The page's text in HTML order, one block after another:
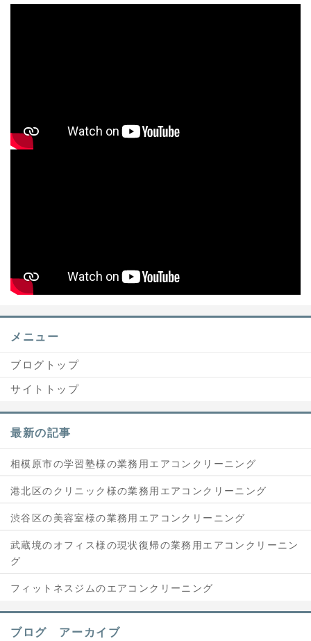
メニュー
ブログトップ
サイトトップ
最新の記事
相模原市の学習塾様の業務用エアコンクリーニング
港北区のクリニック様の業務用エアコンクリーニング
渋谷区の美容室様の業務用エアコンクリーニング
武蔵境のオフィス様の現状復帰の業務用エアコンクリーニン
グ
フィットネスジムのエアコンクリーニング
ブログ アーカイブ